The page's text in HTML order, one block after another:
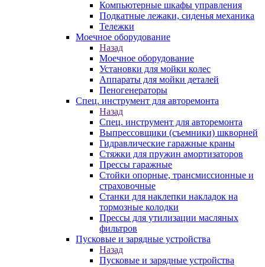
Компьютерные шкафы управления
Подкатные лежаки, сиденья механика
Тележки
Моечное оборудование
Назад
Моечное оборудование
Установки для мойки колес
Аппараты для мойки деталей
Пеногенераторы
Спец. инструмент для авторемонта
Назад
Спец. инструмент для авторемонта
Выпрессовщики (съемники) шкворней
Гидравлические гаражные краны
Стяжки для пружин амортизаторов
Прессы гаражные
Стойки опорные, трансмиссионные и
страховочные
Станки для наклепки накладок на
тормозные колодки
Прессы для утилизации масляных
фильтров
Пусковые и зарядные устройства
Назад
Пусковые и зарядные устройства